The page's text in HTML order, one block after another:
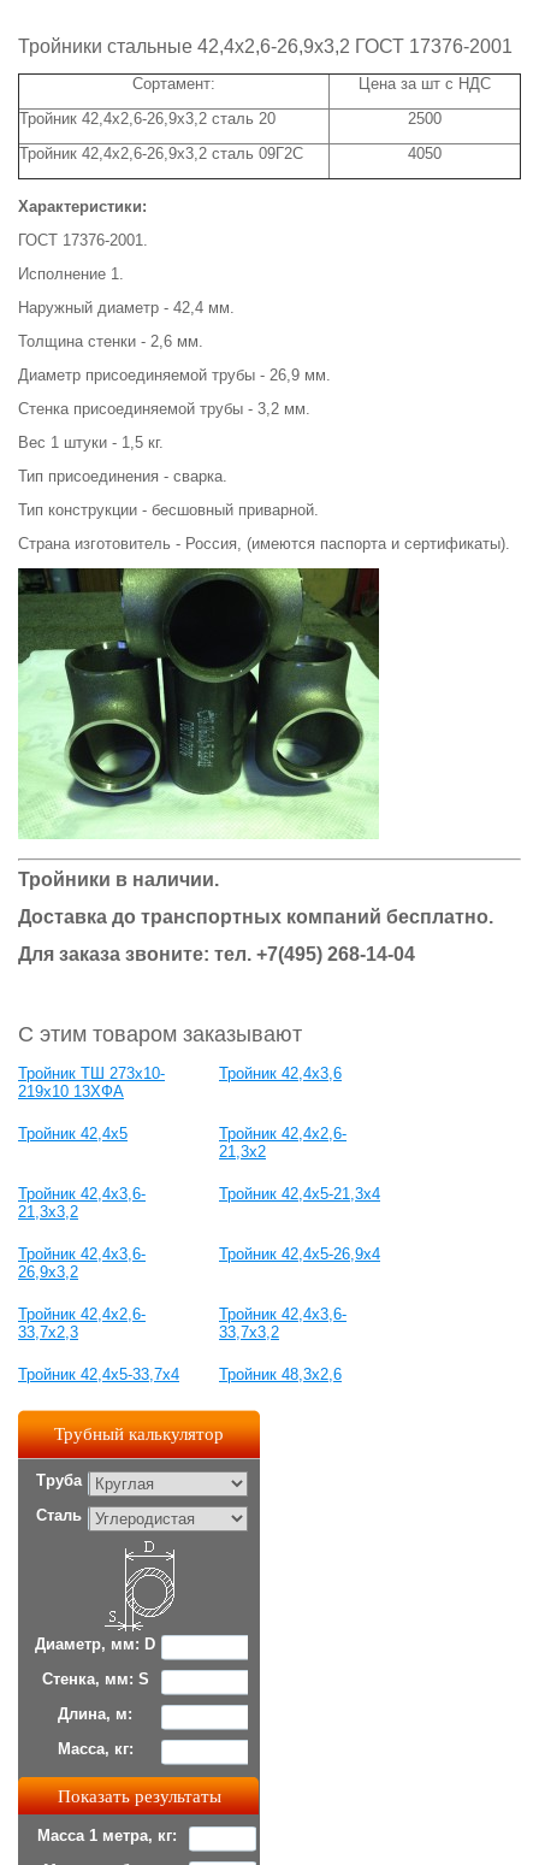
Тройники стальные 42,4x2,6-26,9x3,2 ГОСТ 17376-2001
Сортамент:
Цена за шт с НДС
Тройник 42,4x2,6-26,9х3,2 сталь 20
2500
Тройник 42,4х2,6-26,9х3,2 сталь 09Г2С
4050
Характеристики:
ГОСТ 17376-2001.
Исполнение 1.
Наружный диаметр - 42,4 мм.
Толщина стенки - 2,6 мм.
Диаметр присоединяемой трубы - 26,9 мм.
Стенка присоединяемой трубы - 3,2 мм.
Вес 1 штуки - 1,5 кг.
Тип присоединения - сварка.
Тип конструкции - бесшовный приварной.
Страна изготовитель - Россия, (имеются паспорта и сертификаты).
Тройники в наличии.
Доставка до транспортных компаний бесплатно.
Для заказа звоните: тел. +7(495) 268-14-04
С этим товаром заказывают
Тройник ТШ 273х10-
219х10 13ХФА
Тройник 42,4x3,6
Тройник 42,4x5
Тройник 42,4x2,6-
21,3x2
Тройник 42,4x3,6-
21,3x3,2
Тройник 42,4x5-21,3x4
Тройник 42,4x3,6-
26,9x3,2
Тройник 42,4x5-26,9x4
Тройник 42,4x2,6-
33,7x2,3
Тройник 42,4x3,6-
33,7x3,2
Тройник 42,4x5-33,7x4 Тройник 48,3x2,6
Трубный калькулятор
Труба
Сталь
Диаметр, мм: D
Стенка, мм: S
Длина, м:
Масса, кг:
Масса 1 метра, кг: